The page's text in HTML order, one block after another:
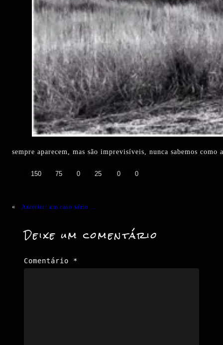
sempre aparecem, mas são imprevisíveis, nunca sabemos
150 75 0 25 0 0
« Anterior: um caso sério …
Deixe um comentário
Comentário *